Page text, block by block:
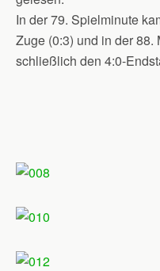
In der 79. Spielminute
Zuge (0:3) und in der 88.
schließlich den 4:0-